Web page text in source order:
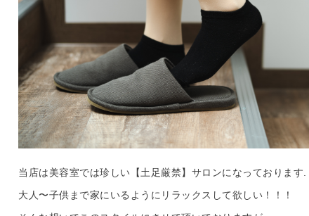
当店は美容室では珍しい【土足厳禁】サロンになっております.
大人〜子供まで家にいるようにリラックスして欲しい！！！